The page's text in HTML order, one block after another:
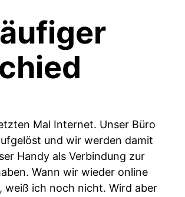
Mal Internet. Unser Büro
und wir werden damit
Handy als Verbindung zur
Wann wir wieder online
weiß ich noch nicht. Wird aber